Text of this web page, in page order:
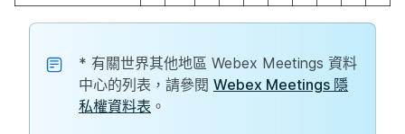
* 有關世界其他地區 Webex Meetings 資料
中心的列表，請參閱 Webex Meetings 隱
私權資料表 。